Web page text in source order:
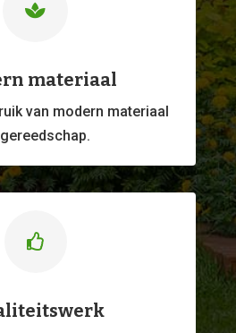

materiaal
van modern materiaal
